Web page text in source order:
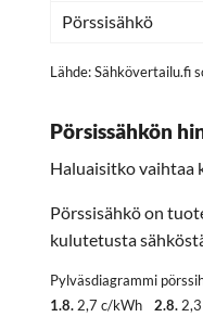
Pörssisähkö
Lähde: Sähkövertailu.fi
Pörsissähkön
Haluaisitko vaihtaa
Pörssisähkö on
kulutetusta
Pylväsdiagrammi
1.8. 2,7 c/kWh 2.8.